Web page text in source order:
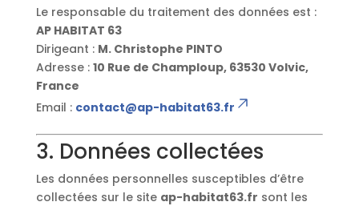
Le responsable du traitement des données est :
AP HABITAT 63
Dirigeant : M. Christophe PINTO
Adresse : 10 Rue de Champloup, 63530 Volvic,
France
Email : contact@ap-habitat63.fr
3. Données collectées
Les données personnelles susceptibles d’être
collectées sur le site ap-habitat63.fr sont les